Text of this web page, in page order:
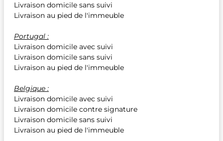
Livraison domicile sans suivi
Livraison au pied de l'immeuble
Portugal :
Livraison domicile avec suivi
Livraison domicile sans suivi
Livraison au pied de l'immeuble
Belgique :
Livraison domicile avec suivi
Livraison domicile contre signature
Livraison domicile sans suivi
Livraison au pied de l'immeuble